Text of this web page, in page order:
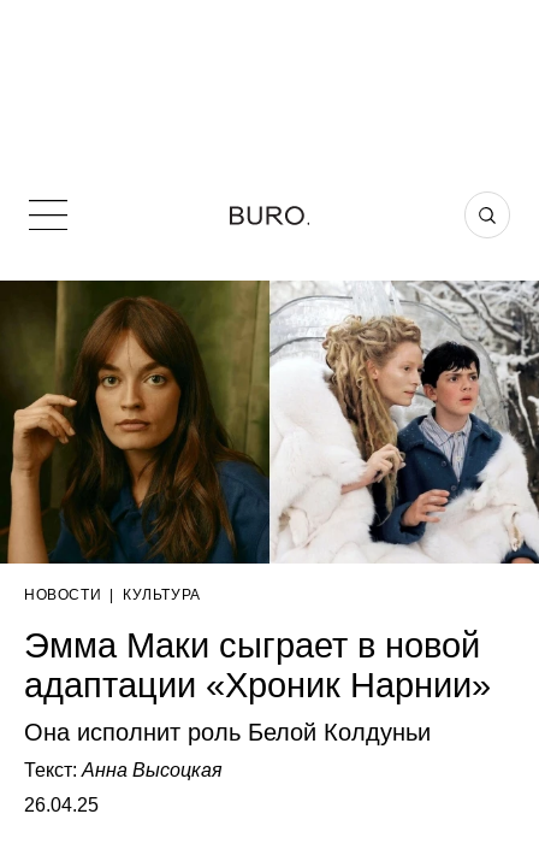
НОВОСТИ КУЛЬТУРА
Эмма Маки сыграет в новой
адаптации «Хроник Нарнии»
Она исполнит роль Белой Колдуньи
Текст: Анна Высоцкая
26.04.25